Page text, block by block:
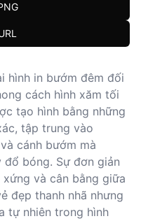
hình in bướm đêm đối
cách hình xăm tối
tạo hình bằng những
tập trung vào
cánh bướm mà
bóng. Sự đơn giản
và cân bằng giữa
đẹp thanh nhã nhưng
tự nhiên trong hình